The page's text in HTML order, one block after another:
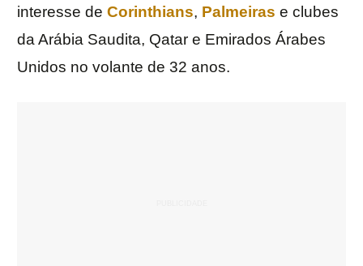
interesse de Corinthians, Palmeiras e clubes
da Arábia Saudita, Qatar e Emirados Árabes
Unidos no volante de 32 anos.